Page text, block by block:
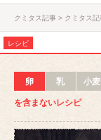
クミタス記事 クミタス記
レシピ
卵 乳 小麦
を含まないレシピ